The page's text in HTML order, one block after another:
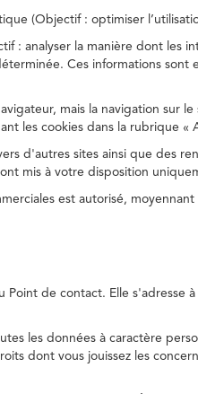
(Objectif : optimiser
: analyser la manière dont les
Ces informations sont
mais la navigation sur
les cookies dans la rubrique «
d'autres sites ainsi que des
mis à votre disposition
est autorisé,
de contact. Elle s'adresse
les données à caractère
dont vous jouissez les